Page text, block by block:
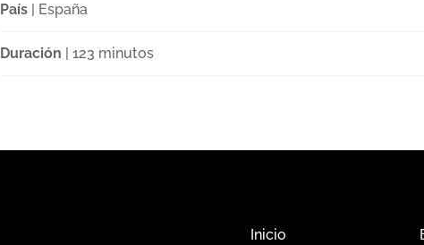
País| España
Duración | 123 minutos
Inicio